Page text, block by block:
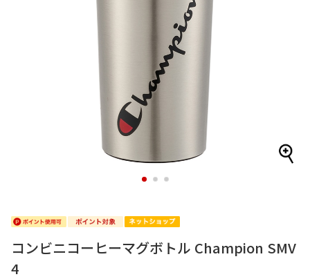
1 2 3
コンビニコーヒーマグボトル Champion SMV
4